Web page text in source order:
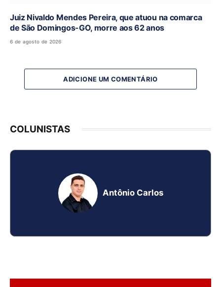
Juiz Nivaldo Mendes Pereira, que atuou na comarca
de São Domingos-GO, morre aos 62 anos
6 de agosto de 2026
ADICIONE UM COMENTÁRIO
COLUNISTAS
Antônio Carlos